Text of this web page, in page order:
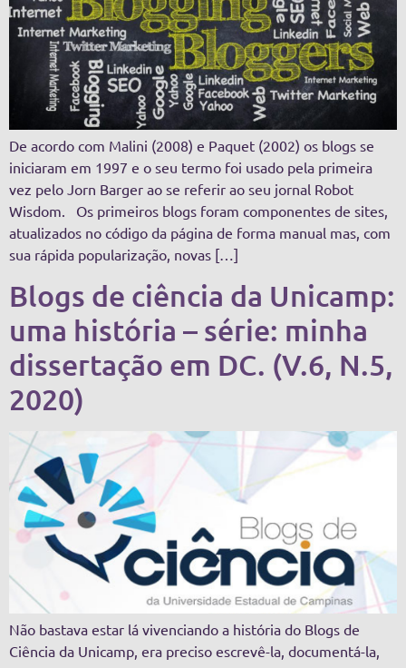
De acordo com Malini (2008) e Paquet (2002) os blogs se
iniciaram em 1997 e o seu termo foi usado pela primeira
vez pelo Jorn Barger ao se referir ao seu jornal Robot
Wisdom. Os primeiros blogs foram componentes de sites,
atualizados no código da página de forma manual mas, com
sua rápida popularização, novas […]
Blogs de ciência da Unicamp:
uma história – série: minha
dissertação em DC. (V.6, N.5,
2020)
Não bastava estar lá vivenciando a história do Blogs de
Ciência da Unicamp, era preciso escrevê-la, documentá-la,